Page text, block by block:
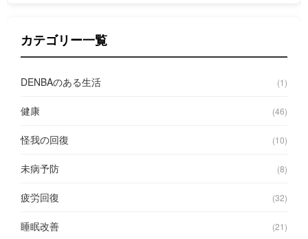
カテゴリー一覧
DENBAのある生活 (1)
健康 (46)
怪我の回復 (10)
未病予防 (8)
疲労回復 (32)
睡眠改善 (21)